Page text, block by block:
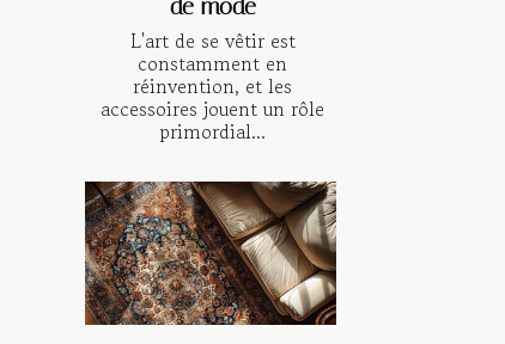
de mode
L'art de se vêtir est
constamment en
réinvention, et les
accessoires jouent un rôle
primordial...